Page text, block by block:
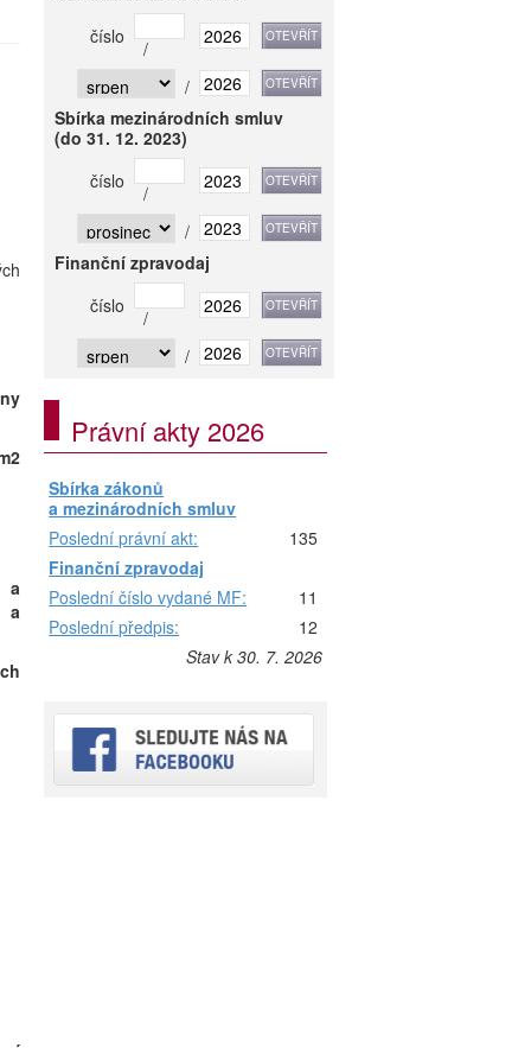
a
a
číslo
/
/
Sbírka mezinárodních smluv
(do 31. 12. 2023)
číslo
/
/
Finanční zpravodaj
číslo
/
/
Právní akty 2026
Sbírka zákonů
a mezinárodních smluv
Poslední právní akt:
135
Finanční zpravodaj
Poslední číslo vydané MF:
11
Poslední předpis:
12
Stav k 30. 7. 2026